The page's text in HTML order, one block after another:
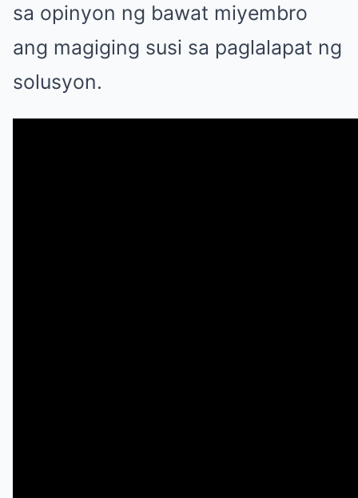
sa opinyon ng bawat miyembro
ang magiging susi sa paglalapat ng
solusyon.